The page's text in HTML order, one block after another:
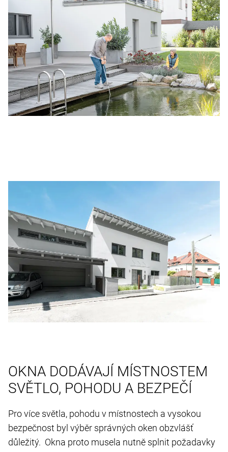
OKNA DODÁVAJÍ MÍSTNOSTEM
SVĚTLO, POHODU A BEZPEČÍ
Pro více světla, pohodu v místnostech a vysokou
bezpečnost byl výběr správných oken obzvlášť
důležitý. Okna proto musela nutně splnit požadavky